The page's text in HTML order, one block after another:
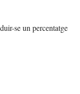
se un percentatge